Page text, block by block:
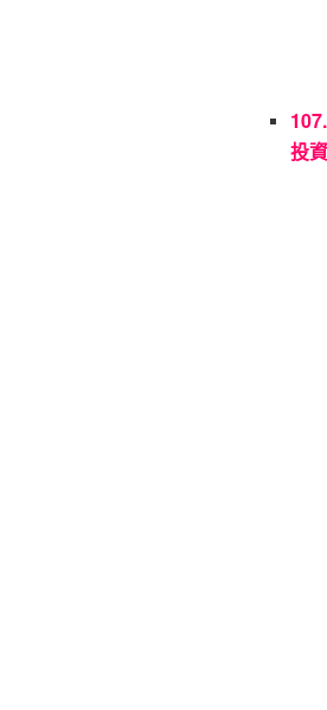
投